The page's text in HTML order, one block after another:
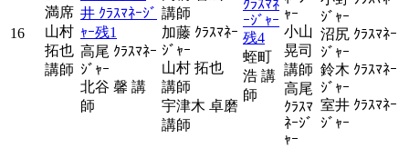
16
満席
山村
拓也
講師
井 ｸﾗｽﾏﾈｰｼﾞ
ｬｰ残1
高尾 ｸﾗｽﾏﾈｰ
ｼﾞｬｰ
北谷 馨 講
師
講師
加藤 ｸﾗｽﾏﾈｰ
ｼﾞｬｰ
山村 拓也
講師
宇津木 卓磨
講師
ｸﾗｽﾏﾈ
ｰｼﾞｬｰ
残4
蛭町
浩 講
師
ｬｰ
小山
晃司
講師
高尾
ｸﾗｽﾏ
ﾈｰｼﾞ
ｬｰ
ｼﾞｬｰ
沼尻 ｸﾗｽﾏﾈｰ
ｼﾞｬｰ
鈴木 ｸﾗｽﾏﾈｰ
ｼﾞｬｰ
室井 ｸﾗｽﾏﾈｰ
ｼﾞｬｰ